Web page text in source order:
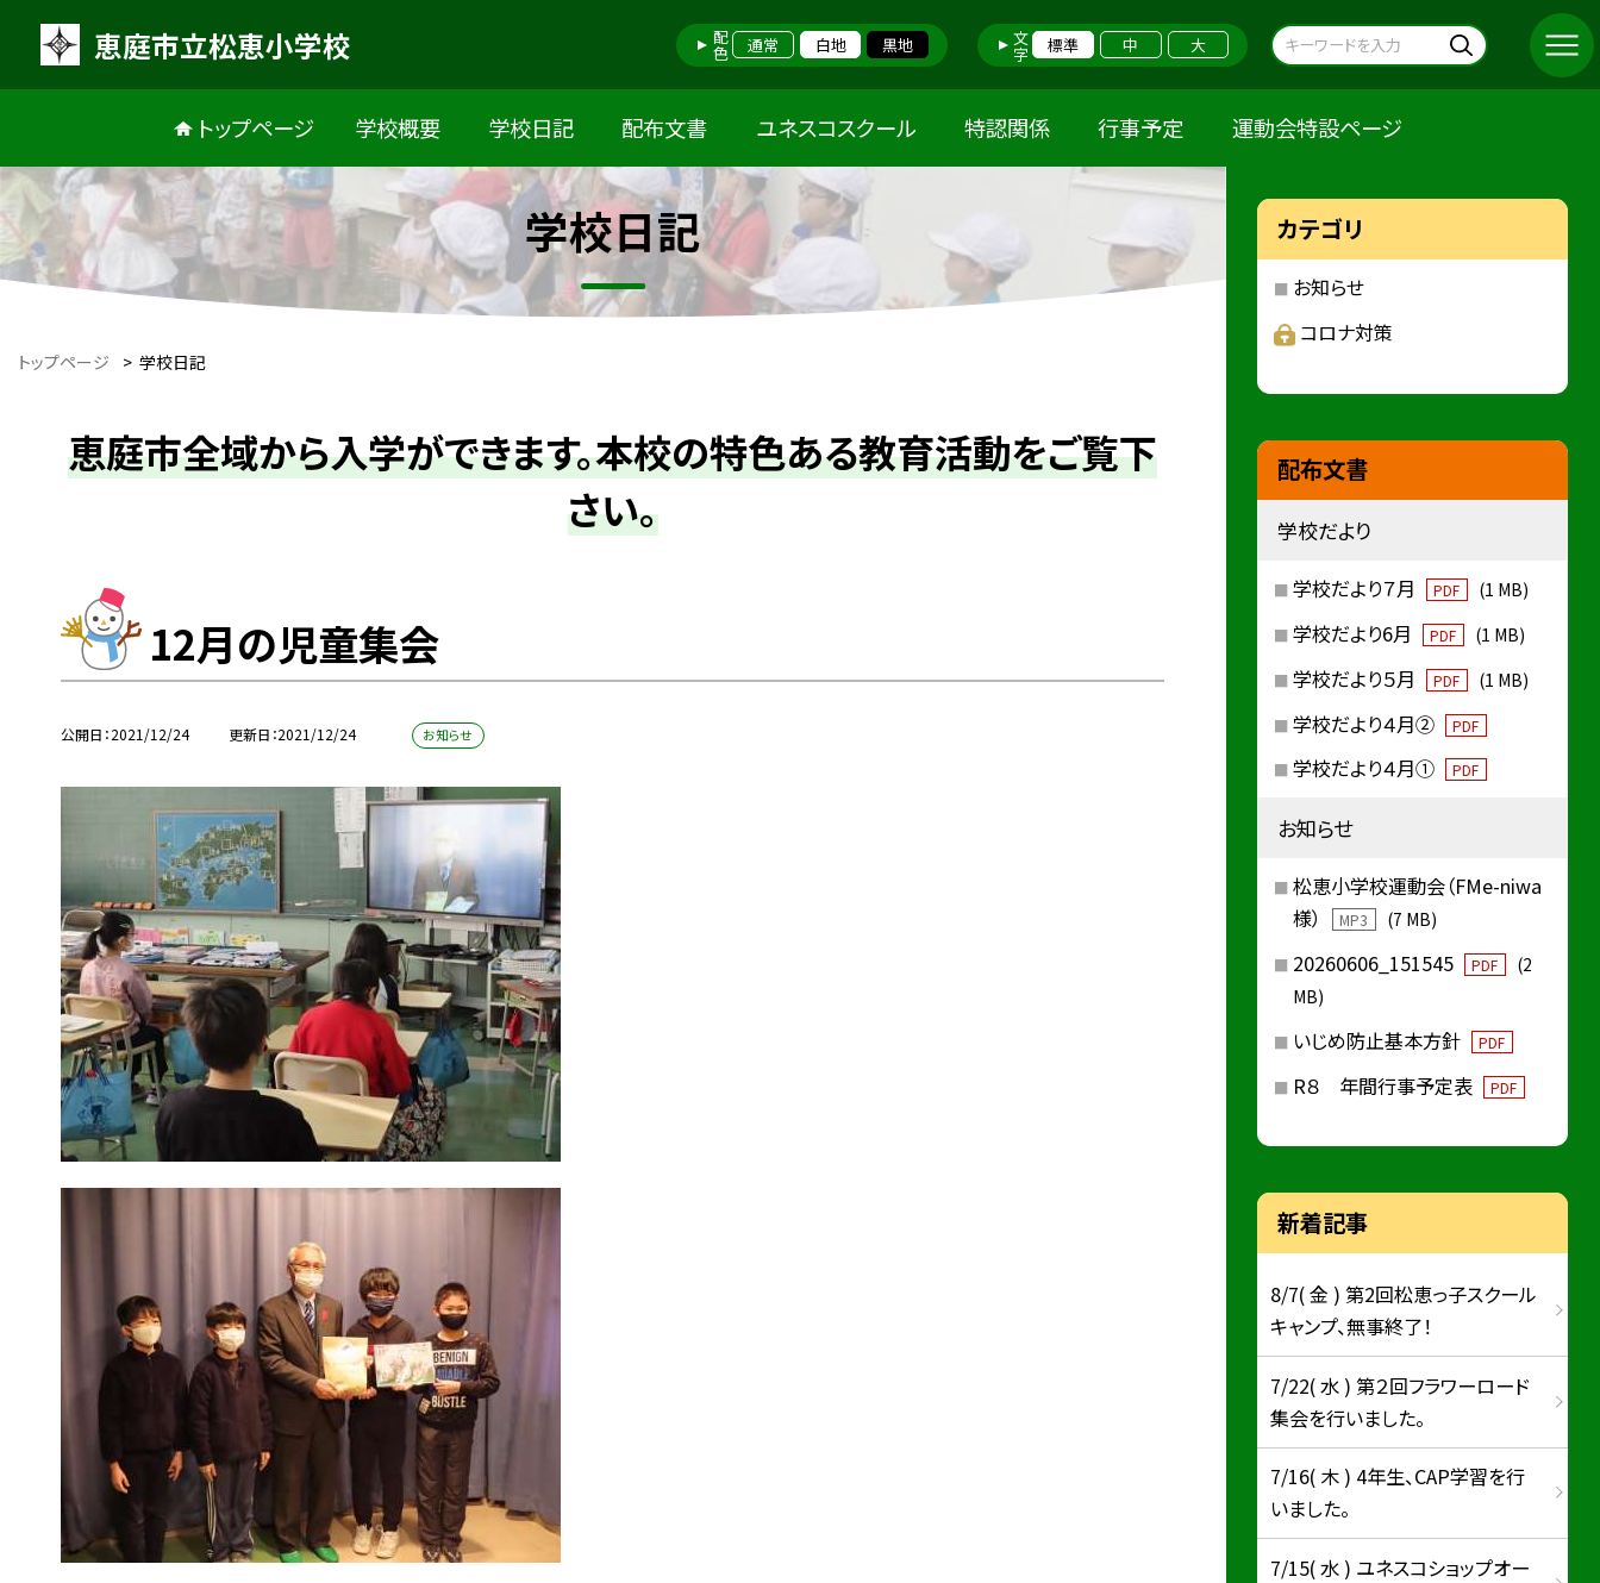
恵庭市立松恵小学校 配色 通常 白地 黒地 文字 標準 中 大
トップページ 学校概要 学校日記 配布文書 ユネスコスクール 特認関係 行事予定 運動会特設ページ
学校日記
トップページ > 学校日記
恵庭市全域から入学ができます。本校の特色ある教育活動をご覧下
さい。
12月の児童集会
公開日 2021/12/24 更新日 2021/12/24 お知らせ
カテゴリ
お知らせ
コロナ対策
配布文書
学校だより
学校だより７月 PDF (1 MB)
学校だより6月 PDF (1 MB)
学校だより５月 PDF (1 MB)
学校だより４月② PDF
学校だより４月① PDF
お知らせ
松恵小学校運動会（FMe-niwa
様）
MP3 (7 MB)
20260606_151545 PDF
(2
MB)
いじめ防止基本方針 PDF
R８ 年間行事予定表 PDF
新着記事
8/7( 金 ) 第2回松恵っ子スクール
キャンプ、無事終了！
7/22( 水 ) 第２回フラワーロード
集会を行いました。
7/16( 木 ) 4年生、CAP学習を行
いました。
7/15( 水 ) ユネスコショップオー